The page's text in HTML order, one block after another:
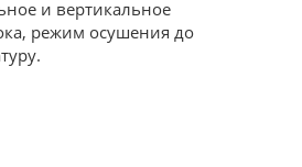
и вертикальное
режим осушения до